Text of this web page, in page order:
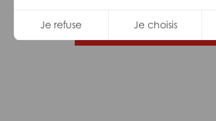
Je refuse Je choisis
Trouvez votre job Adéquat !